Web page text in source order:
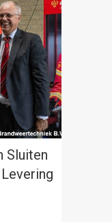
Sluiten